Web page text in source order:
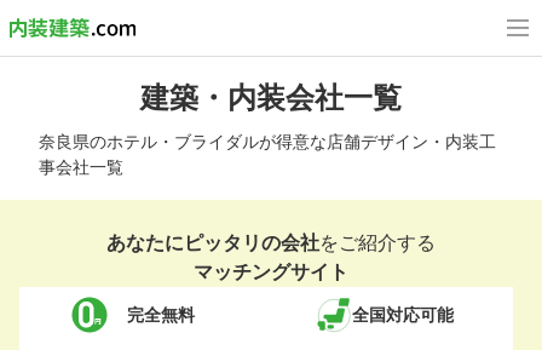
建築・内装会社一覧
奈良県のホテル・ブライダルが得意な店舗デザイン・内装工
事会社一覧
あなたにピッタリの会社をご紹介する
マッチングサイト
完全無料 全国対応可能